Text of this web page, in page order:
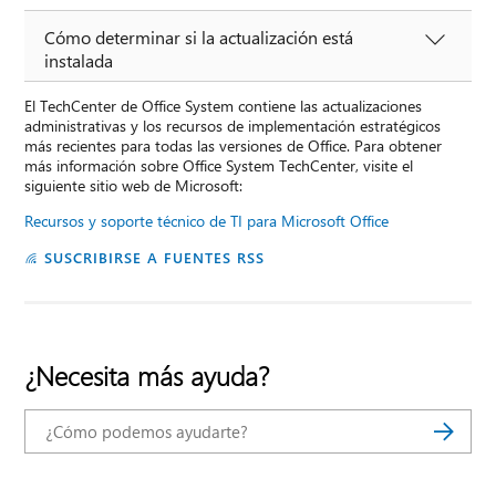
Cómo determinar si la actualización está
instalada
El TechCenter de Office System contiene las actualizaciones
administrativas y los recursos de implementación estratégicos
más recientes para todas las versiones de Office. Para obtener
más información sobre Office System TechCenter, visite el
siguiente sitio web de Microsoft:
Recursos y soporte técnico de TI para Microsoft Office
SUSCRIBIRSE A FUENTES RSS
¿Necesita más ayuda?